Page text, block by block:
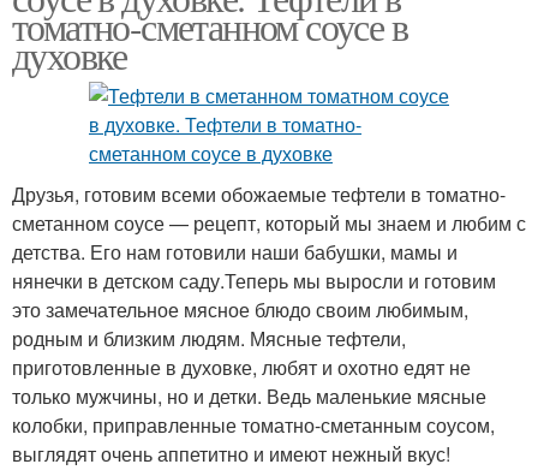
томатно-сметанном соусе в
духовке
Друзья, готовим всеми обожаемые тефтели в томатно-
сметанном соусе — рецепт, который мы знаем и любим с
детства. Его нам готовили наши бабушки, мамы и
нянечки в детском саду.Теперь мы выросли и готовим
это замечательное мясное блюдо своим любимым,
родным и близким людям. Мясные тефтели,
приготовленные в духовке, любят и охотно едят не
только мужчины, но и детки. Ведь маленькие мясные
колобки, приправленные томатно-сметанным соусом,
выглядят очень аппетитно и имеют нежный вкус!